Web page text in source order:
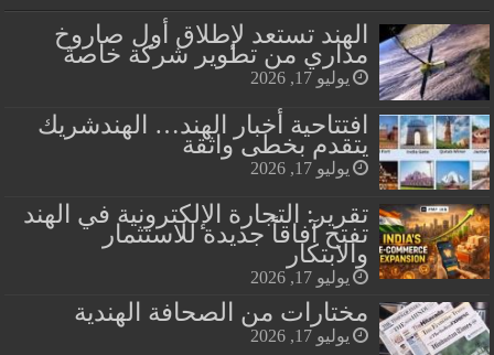
الهند تستعد لإطلاق أول صاروخ
مداري من تطوير شركة خاصة
يوليو 17, 2026
افتتاحية أخبار الهند… الهندشريك
يتقدم بخطى واثقة
يوليو 17, 2026
تقرير: التجارة الإلكترونية في الهند
تفتح آفاقاً جديدة للاستثمار
والابتكار
يوليو 17, 2026
مختارات من الصحافة الهندية
يوليو 17, 2026